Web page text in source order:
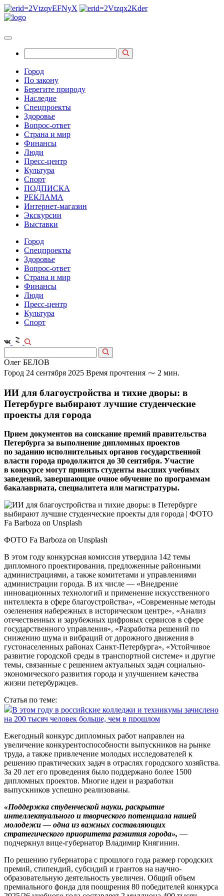
Город
По закону
Берегите природу
Наследие
Спецпроекты
Здоровье
Вопрос-ответ
Страна и мир
Финансы
Люди
Пресс-центр
Культура
Спорт
ПОДПИСКА
РЕКЛАМА
Интернет-магазин
Экскурсии
Выставки
Город
Спецпроекты
Здоровье
Вопрос-ответ
Страна и мир
Финансы
Люди
Пресс-центр
Культура
Спорт
Олег БЕЛОВ
Город 24 сентября 2025 Время прочтения ⁓ 2 мин.
ИИ для благоустройства и тихие дворы: в
Петербурге выбирают лучшие студенческие
проекты для города
Прием документов на соискание премий правительства
Петербурга за выполнение дипломных проектов
по заданию исполнительных органов государственной
власти города продолжится до 30 сентября. Участие
в конкурсе могут принять студенты высших учебных
заведений, завершающие очное обучение по программам
бакалавриата, специалитета или магистратуры.
ФОТО Fa Barboza on Unsplash
В этом году конкурсная комиссия утвердила 142 темы
дипломного проектирования, предложенные районными
администрациями, а также комитетами и управлениями
администрации города. В их числе — «Внедрение
инновационных технологий и применение искусственного
интеллекта в сфере благоустройства», «Современные методы
озеленения набережных в историческом центре», «Анализ
отечественных и зарубежных цифровых сервисов в сфере
государственного управления», «Разработка решений по
снижению шума и вибраций от дорожного движения в
густонаселенных районах Санкт‑Петербурга», «Устойчивое
развитие городской среды в транспортной системе» и другие
темы, связанные с решением актуальных задач социально-
экономического развития города и улучшением качества
жизни петербуржцев.
Статья по теме:
В этом году в российские колледжи и техникумы зачислено
на 200 тысяч человек больше, чем в прошлом
Ежегодный конкурс дипломных работ направлен на
увеличение конкурентоспособности выпускников на рынке
труда, а также привлечение молодых исследователей к
решению практических задач в отраслях городского хозяйства.
За 20 лет его проведения было поддержано более 1500
дипломных проектов. Многие идеи и разработки
выпускников успешно реализованы.
«Поддержка студенческой науки, раскрытие
интеллектуального и творческого потенциала нашей
молодежи — одна из важных составляющих
стратегического приоритета развития города», —
подчеркнул вице-губернатор Владимир Княгинин.
По решению губернатора с прошлого года размер городских
премий, стипендий, субсидий и грантов на научно-
образовательную деятельность увеличен. Общий объем
премиального фонда для поощрения 80 победителей конкурса